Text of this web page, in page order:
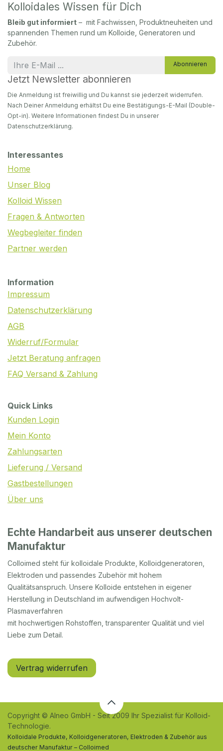
Kolloidales Wissen für Dich
Bleib gut informiert – mit Fachwissen, Produktneuheiten und
spannenden Themen rund um Kolloide, Generatoren und
Zubehör.
Abonnieren
Jetzt Newsletter abonnieren
Die Anmeldung ist freiwillig und Du kannst sie jederzeit widerrufen.
Nach Deiner Anmeldung erhältst Du eine Bestätigungs-E-Mail (Double-
Opt-in). Weitere Informationen findest Du in unserer
Datenschutzerklärung.
Interessantes
Home
Unser Blog
Kolloid Wissen
Fragen & Antworten
Wegbegleiter finden
Partner werden
Information
Impressum
Datenschutzerklärung
AGB
Widerruf/Formular
Jetzt Beratung anfragen
FAQ Versand & Zahlung
Quick Links
Kunden Login
Mein Konto
Zahlungsarten
Lieferung / Versand
Gastbestellungen
Über uns
Echte Handarbeit aus unserer deutschen
Manufaktur
Colloimed steht für kolloidale Produkte, Kolloidgeneratoren,
Elektroden und passendes Zubehör mit hohem
Qualitätsanspruch. Unsere Kolloide entstehen in eigener
Herstellung in Deutschland im aufwendigen Hochvolt-
Plasmaverfahren
mit hochwertigen Rohstoffen, transparenter Qualität und viel
Liebe zum Detail.
Vertrag widerrufen
Copyright © Alneo GmbH - Seit 2009 Ihr Spezialist für Kolloid-
Technologie.
Kolloidale Produkte, Kolloidgeneratoren, Elektroden & Zubehör aus
deutscher Manufaktur – Colloimed